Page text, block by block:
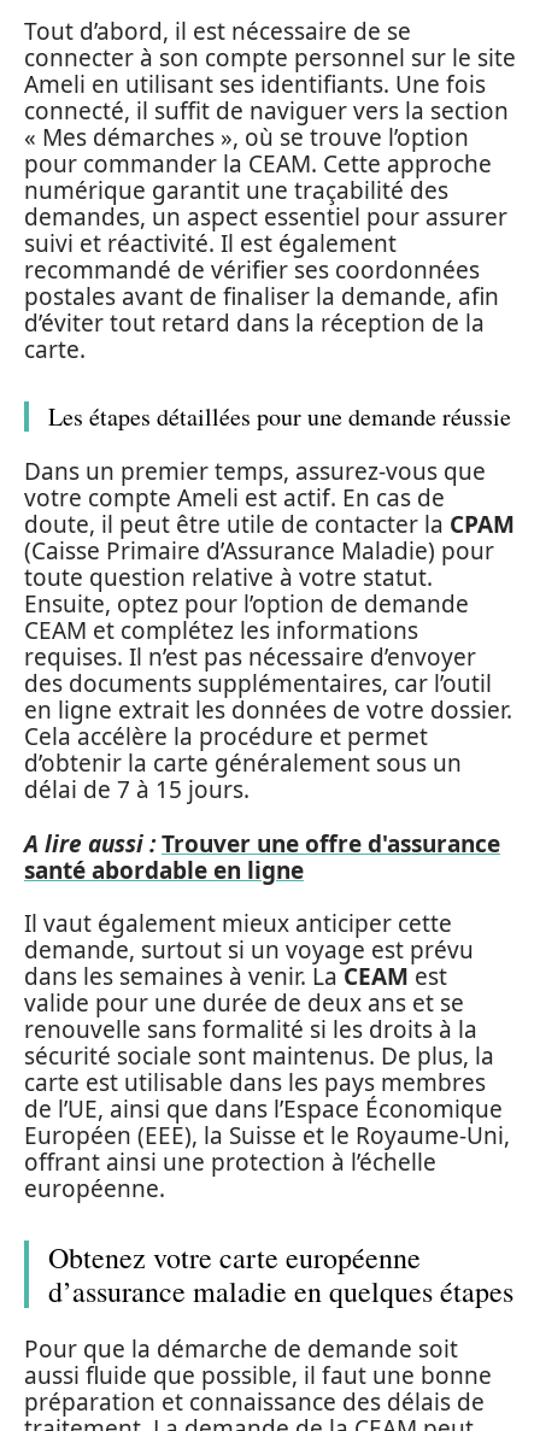
Tout d’abord, il est nécessaire de se
connecter à son compte personnel sur le site
Ameli en utilisant ses identifiants. Une fois
connecté, il suffit de naviguer vers la section
« Mes démarches », où se trouve l’option
pour commander la CEAM. Cette approche
numérique garantit une traçabilité des
demandes, un aspect essentiel pour assurer
suivi et réactivité. Il est également
recommandé de vérifier ses coordonnées
postales avant de finaliser la demande, afin
d’éviter tout retard dans la réception de la
carte.
Les étapes détaillées pour une demande réussie
Dans un premier temps, assurez-vous que
votre compte Ameli est actif. En cas de
doute, il peut être utile de contacter la CPAM
(Caisse Primaire d’Assurance Maladie) pour
toute question relative à votre statut.
Ensuite, optez pour l’option de demande
CEAM et complétez les informations
requises. Il n’est pas nécessaire d’envoyer
des documents supplémentaires, car l’outil
en ligne extrait les données de votre dossier.
Cela accélère la procédure et permet
d’obtenir la carte généralement sous un
délai de 7 à 15 jours.
A lire aussi :Trouver une offre d'assurance
santé abordable en ligne
Il vaut également mieux anticiper cette
demande, surtout si un voyage est prévu
dans les semaines à venir. La CEAM est
valide pour une durée de deux ans et se
renouvelle sans formalité si les droits à la
sécurité sociale sont maintenus. De plus, la
carte est utilisable dans les pays membres
de l’UE, ainsi que dans l’Espace Économique
Européen (EEE), la Suisse et le Royaume-Uni,
offrant ainsi une protection à l’échelle
européenne.
Obtenez votre carte européenne
d’assurance maladie en quelques étapes
Pour que la démarche de demande soit
aussi fluide que possible, il faut une bonne
préparation et connaissance des délais de